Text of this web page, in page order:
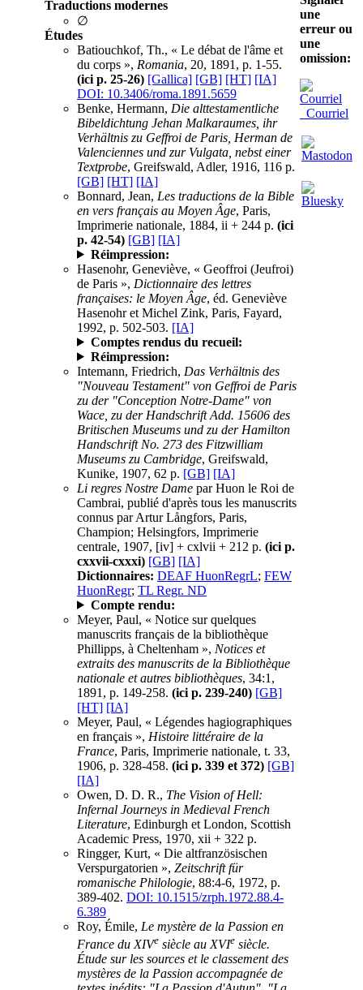
Traductions modernes
∅
Études
Batiouchkof, Th., « Le débat de l'âme et
du corps », Romania, 20, 1891, p. 1-55.
(ici p. 25-26) [Gallica] [GB] [HT] [IA]
DOI: 10.3406/roma.1891.5659
Benke, Hermann, Die alttestamentliche
Bibeldichtung Jehan Malkaraumes, ihr
Verhältnis zu Geffroi de Paris, Herman de
Valenciennes und zur Vulgata, nebst einer
Textprobe, Greifswald, Adler, 1916, 116 p.
[GB] [HT] [IA]
Bonnard, Jean, Les traductions de la Bible
en vers français au Moyen Âge, Paris,
Imprimerie nationale, 1884, ii + 244 p. (ici
p. 42-54) [GB] [IA]
Réimpression:
Hasenohr, Geneviève, « Geoffroi (Jeufroi)
de Paris », Dictionnaire des lettres
françaises: le Moyen Âge, éd. Geneviève
Hasenohr et Michel Zink, Paris, Fayard,
1992, p. 502-503. [IA]
Comptes rendus du recueil:
Réimpression:
Intemann, Friedrich, Das Verhältnis des
"Nouveau Testament" von Geffroi de Paris
zu der "Conception Notre-Dame" von
Wace, zu der Handschrift Add. 15606 des
Britischen Museums und zu der Hamilton
Handschrift No. 273 des Fitzwilliam
Museums zu Cambridge, Greifswald,
Kunike, 1907, 62 p. [GB] [IA]
Li regres Nostre Dame par Huon le Roi de
Cambrai, publié d'après tous les manuscrits
connus par Artur Långfors, Paris,
Champion; Helsingfors, Imprimerie
centrale, 1907, [iv] + cxlvii + 212 p. (ici p.
cxxvii-cxxxi) [GB] [IA]
Dictionnaires: DEAF HuonRegrL; FEW
HuonRegr; TL Regr. ND
Compte rendu:
Meyer, Paul, « Notice sur quelques
manuscrits français de la bibliothèque
Phillipps, à Cheltenham », Notices et
extraits des manuscrits de la Bibliothèque
nationale et autres bibliothèques, 34:1,
1891, p. 149-258. (ici p. 239-240) [GB]
[HT] [IA]
Meyer, Paul, « Légendes hagiographiques
en français », Histoire littéraire de la
France, Paris, Imprimerie nationale, t. 33,
1906, p. 328-458. (ici p. 339 et 372) [GB]
[IA]
Owen, D. D. R., The Vision of Hell:
Infernal Journeys in Medieval French
Literature, Edinburgh et London, Scottish
Academic Press, 1970, xii + 322 p.
Ringger, Kurt, « Die altfranzösischen
Verspurgatorien », Zeitschrift für
romanische Philologie, 88:4-6, 1972, p.
389-402. DOI: 10.1515/zrph.1972.88.4-
6.389
Roy, Émile, Le mystère de la Passion en
France du XIVe siècle au XVIe siècle.
Étude sur les sources et le classement des
mystères de la Passion accompagnée de
une
erreur ou
une
omission:
Courriel